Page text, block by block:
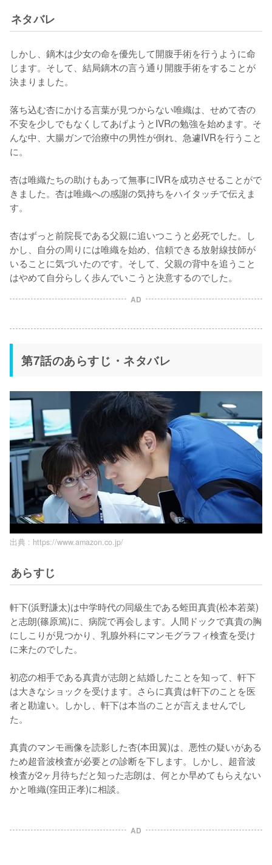
ネタバレ
しかし、鏑木は少女の命を優先して開腹手術を行うように命
じます。そして、結局鏑木の言う通り開腹手術をすることが
決まりました。
落ち込む杏にかける言葉が見つからない唯織は、せめて杏の
不安を少しでもなくしてあげようとIVRの勉強を始めます。そ
んな中、大腸ガンで治療中の男性が倒れ、急遽IVRを行うこと
に。
杏は唯織たちの助けもあって無事にIVRを成功させることがで
きました。杏は唯織への感謝の気持ちをハイタッチで伝えま
す。
杏はずっと前院長である父親に追いつこうと必死でした。し
かし、自分の周りには唯織を始め、信頼できる放射線技師が
いることに気づいたのです。そして、父親の背中を追うこと
はやめて自分らしく歩んでいこうと決意するのでした。
AD
第7話のあらすじ・ネタバレ
出典 : https://www.amazon.co.jp/
あらすじ
軒下(浜野謙太)は中学時代の同級生である蛭田真貴(松本若菜)
と志朗(篠原篤)に、病院で再会します。人間ドックで真貴の胸
にしこりが見つかり、乳腺外科にマンモグラフィ検査を受け
に来たのでした。
初恋の相手である真貴が志朗と結婚したことを知って、軒下
は大きなショックを受けます。さらに真貴は軒下のことを医
者と勘違い。しかし、軒下は本当のことが言えませんでし
た。
真貴のマンモ画像を読影した杏(本田翼)は、悪性の疑いがある
ため超音波検査が必要との診断を下します。しかし、超音波
検査が2ヶ月待ちだと知った志朗は、何とか早めてもらえない
かと唯織(窪田正孝)に相談。
AD